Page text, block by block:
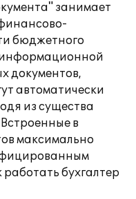
занимает
бюджетного
документов,
автоматически
из существа
в
максимально
бухгалтер